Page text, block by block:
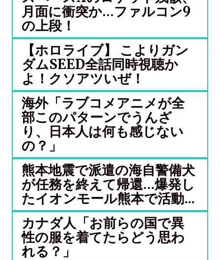
月面に衝突か…ファルコン9
の上段！
【ホロライブ】 こよりガン
ダムSEED全話同時視聴か
よ！クソアツいぜ！
海外「ラブコメアニメが全
部このパターンでうんざ
り、日本人は何も感じない
の？」
熊本地震で派遣の海自警備犬
が任務を終えて帰還…爆発し
たイオンモール熊本で活動...
カナダ人「お前らの国で異
性の服を着てたらどう思わ
れる？」